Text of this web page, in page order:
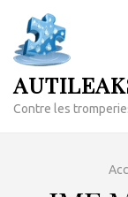
contenu
Entrée)
Contre les